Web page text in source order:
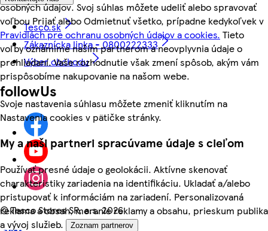
osobných údajov. Svoj súhlas môžete udeliť alebo spravovať
voľbou Prijať alebo Odmietnuť všetko, prípadne kedykoľvek v
Pravidlách pre ochranu osobných údajov a cookies. Tieto
voľby oznámime našim partnerom a neovplyvnia údaje o
prehliadaní. Vaše rozhodnutie však zmení spôsob, akým vám
prispôsobíme nakupovanie na našom webe.
Svoje nastavenia súhlasu môžete zmeniť kliknutím na
Nastavenia cookies v pätičke stránky.
My a naši partneri spracúvame údaje s cieľom
Používať presné údaje o geolokácii. Aktívne skenovať
charakteristiky zariadenia na identifikáciu. Ukladať a/alebo
pristupovať k informáciám na zariadení. Personalizovaná
reklama a obsah, meranie reklamy a obsahu, prieskum publika
a vývoj služieb.
Zoznam partnerov
Tesco.sk
Zákaznícka linka - 0800222333
Výber obchodu
followUs
©Tesco Stores SR, a.s. 2026